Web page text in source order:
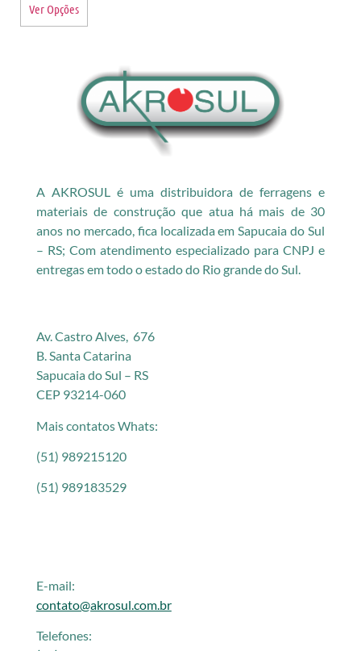
Ver Opções
A AKROSUL é uma distribuidora de ferragens e
materiais de construção que atua há mais de 30
anos no mercado, fica localizada em Sapucaia do Sul
– RS; Com atendimento especializado para CNPJ e
entregas em todo o estado do Rio grande do Sul.
Av. Castro Alves, 676
B. Santa Catarina
Sapucaia do Sul – RS
CEP 93214-060
Mais contatos Whats:
(51) 989215120
(51) 989183529
E-mail:
contato@akrosul.com.br
Telefones: